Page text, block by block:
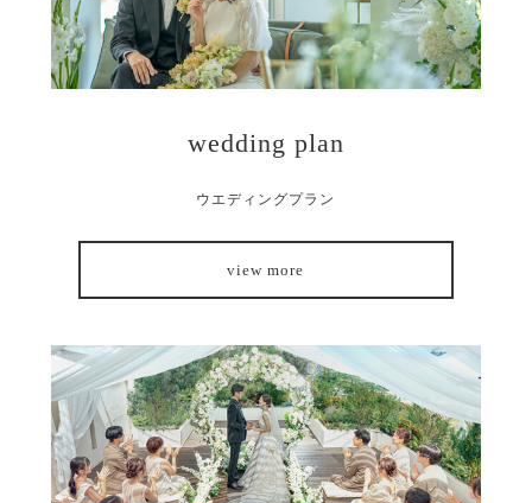
wedding plan
ウエディングプラン
view more